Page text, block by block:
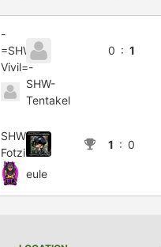
-
=SHW-
Vivil=-
0 : 1
SHW-
Tentakel
SHW-
FotziBaer
1 : 0
eule